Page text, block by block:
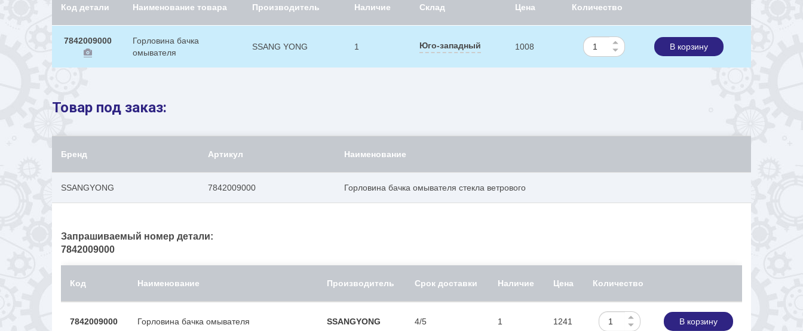
Код детали Наименование товара Производитель Наличие Склад Цена Количество
7842009000
Горловина бачка
омывателя
SSANG YONG 1 Юго-западный 1008 В корзину
Товар под заказ:
Бренд Артикул Наименование
SSANGYONG 7842009000 Горловина бачка омывателя стекла ветрового
Запрашиваемый номер детали:
7842009000
Код Наименование Производитель Срок доставки Наличие Цена Количество
7842009000 Горловина бачка омывателя SSANGYONG 4/5 1 1241 В корзину